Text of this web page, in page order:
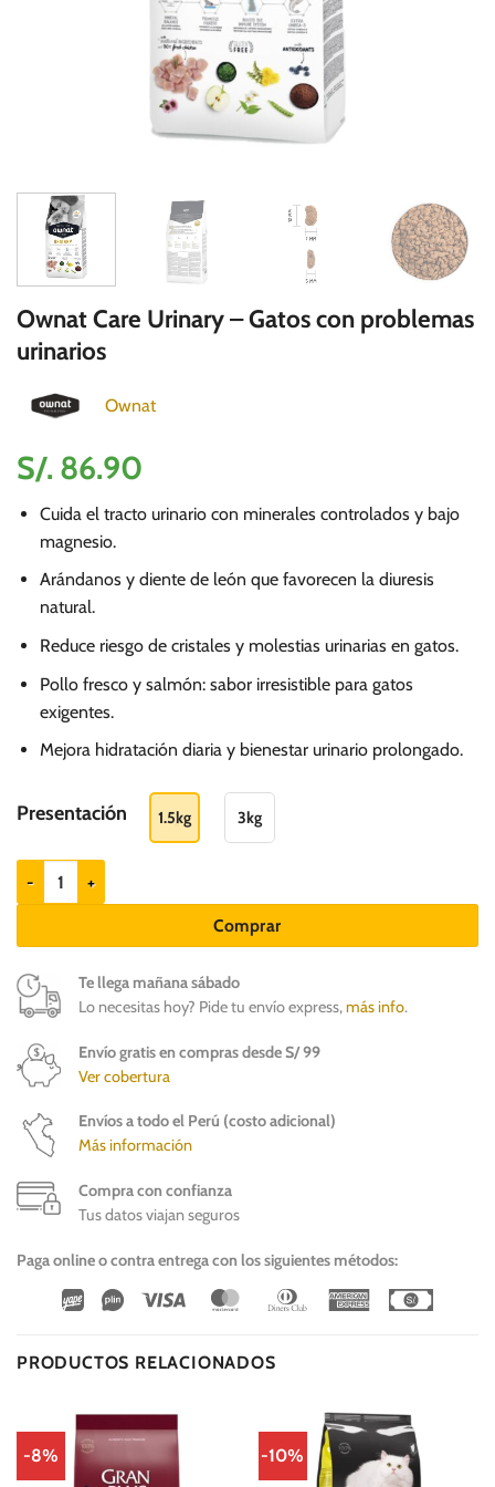
Ownat Care Urinary – Gatos con problemas
urinarios
Ownat
S/. 86.90
Cuida el tracto urinario con minerales controlados y bajo
magnesio.
Arándanos y diente de león que favorecen la diuresis
natural.
Reduce riesgo de cristales y molestias urinarias en gatos.
Pollo fresco y salmón: sabor irresistible para gatos
exigentes.
Mejora hidratación diaria y bienestar urinario prolongado.
Presentación 1.5kg 3kg
Ownat Care Urinary - Gatos con problemas urinarios cantidad
Comprar
Te llega mañana sábado
Lo necesitas hoy? Pide tu envío express,más info.
Envío gratis en compras desde S/ 99
Ver cobertura
Envíos a todo el Perú (costo adicional)
Más información
Compra con confianza
Tus datos viajan seguros
Paga online o contra entrega con los siguientes métodos:
Wirecard
Vipps Visa MasterCardDinners
American
PRODUCTOS RELACIONADOS
-8% -10%